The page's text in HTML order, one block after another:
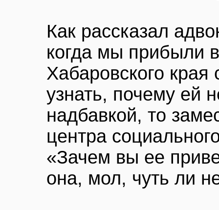
Как рассказал
когда мы прибыли
Хабаровского края
узнать, почему ей
надбавкой, то
центра
«Зачем вы ее
она, мол, чуть ли